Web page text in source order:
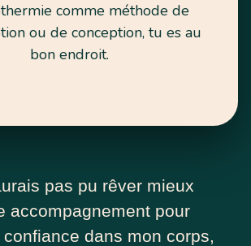
comme méthode de
ou de conception, tu es au
bon endroit.
pas pu rêver mieux
accompagnement pour
dans mon corps,